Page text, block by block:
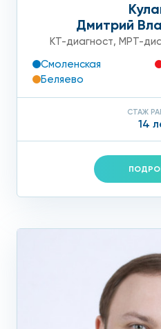
Дмитрий
КТ-диагност, МРТ-
Смоленская
Беляево
СТАЖ
14